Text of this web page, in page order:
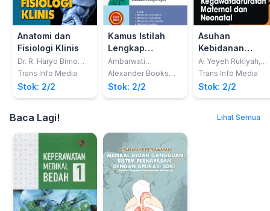
Anatomi dan
Fisiologi Klinis
Dr. R. Haryo Bimo
Setiarto, S.Si, M.Si.;
S.Tr.Keb, SKM.,
M.Kes.; Dr. dr. Titus
Trans Info Media
Stok: 2/2
Kamus Istilah
Lengkap
Kebidanan &
Keperawatan
Ambarwati
Rahayuningsih
Alexander Books
(Desa Pustaka
Group)
Stok: 2/2
Asuhan
Kebidanan
Maternal dan
Neonatal
Ai Yeyeh Rukiyah,
S.Si.T, MKM; Lia
MKM
Trans Info Media
Stok: 2/2
Baca Lagi! Lihat Semua